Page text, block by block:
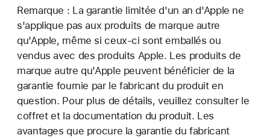
Remarque : La garantie limitée d'un an d'Apple ne
s'applique pas aux produits de marque autre
qu'Apple, même si ceux-ci sont emballés ou
vendus avec des produits Apple. Les produits de
marque autre qu'Apple peuvent bénéficier de la
garantie fournie par le fabricant du produit en
question. Pour plus de détails, veuillez consulter le
coffret et la documentation du produit. Les
avantages que procure la garantie du fabricant